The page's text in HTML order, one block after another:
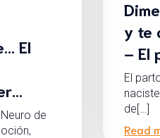
y te
– El
El
de[…]
Read
El
de